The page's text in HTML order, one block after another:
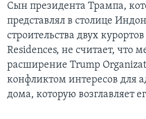
Сын президента Трампа,
представлял в столице
строительства двух
Residences, не считает, что
расширение Trump
конфликтом интересов для
дома, которую возглавляет